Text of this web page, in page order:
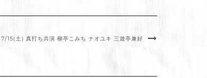
7/15(土) 真打ち共演 柳亭こみち ナオユキ 三遊亭兼好